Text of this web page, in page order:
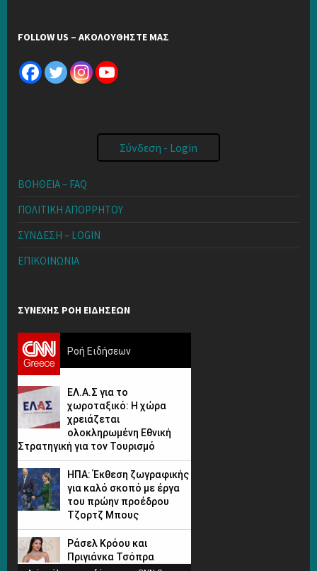
FOLLOW US – ΑΚΟΛΟΥΘΗΣΤΕ ΜΑΣ
Σύνδεση - Login
ΒΟΗΘΕΙΑ – FAQ
ΠΟΛΙΤΙΚΗ ΑΠΟΡΡΗΤΟΥ
ΣΥΝΔΕΣΗ – LOGIN
ΕΠΙΚΟΙΝΩΝΙΑ
ΣΥΝΕΧΗΣ ΡΟΗ ΕΙΔΗΣΕΩΝ